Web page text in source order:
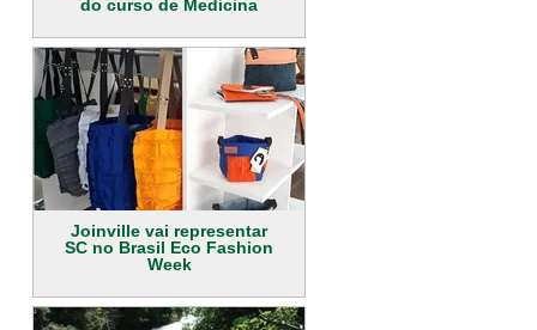
do curso de Medicina
Joinville vai representar
SC no Brasil Eco Fashion
Week